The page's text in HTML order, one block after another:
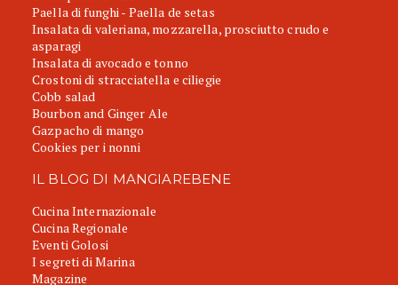
Paella di funghi - Paella de setas
Insalata di valeriana, mozzarella, prosciutto crudo e
asparagi
Insalata di avocado e tonno
Crostoni di stracciatella e ciliegie
Cobb salad
Bourbon and Ginger Ale
Gazpacho di mango
Cookies per i nonni
IL BLOG DI MANGIAREBENE
Cucina Internazionale
Cucina Regionale
Eventi Golosi
I segreti di Marina
Magazine